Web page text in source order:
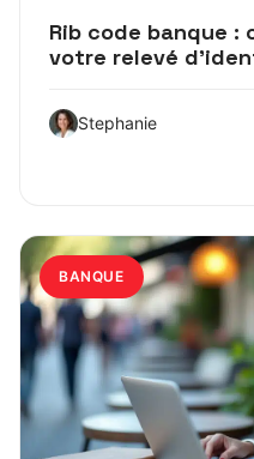
Rib code banque
votre relevé
Stephanie
BANQUE